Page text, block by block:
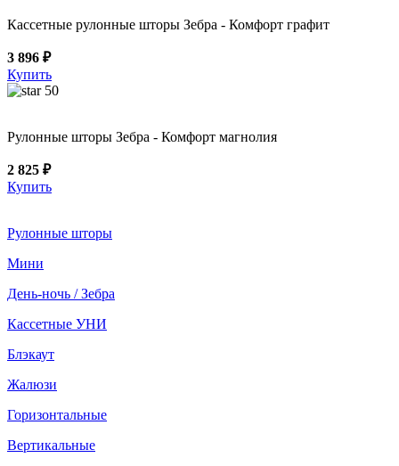
Кассетные рулонные шторы Зебра - Комфорт графит
3 896 ₽
Купить
50
Рулонные шторы Зебра - Комфорт магнолия
2 825 ₽
Купить
Рулонные шторы
Мини
День-ночь / Зебра
Кассетные УНИ
Блэкаут
Жалюзи
Горизонтальные
Вертикальные